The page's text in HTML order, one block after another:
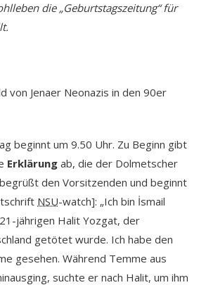
die „Geburtstagszeitung“ für
von Jenaer Neonazis in den 90er
beginnt um 9.50 Uhr. Zu Beginn gibt
Erklärung ab, die der Dolmetscher
den Vorsitzenden und beginnt
NSU-watch]: „Ich bin İsmail
jährigen Halit Yozgat, der
getötet wurde. Ich habe den
gesehen. Während Temme aus
suchte er nach Halit, um ihm